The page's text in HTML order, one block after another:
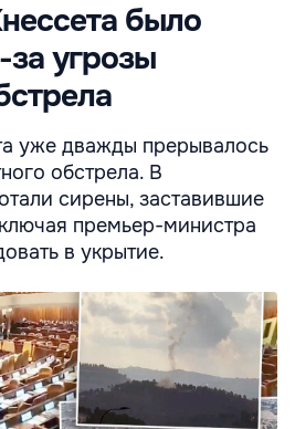
было
угрозы
уже дважды прерывалось
обстрела. В
сирены, заставившие
премьер-министра
в укрытие.